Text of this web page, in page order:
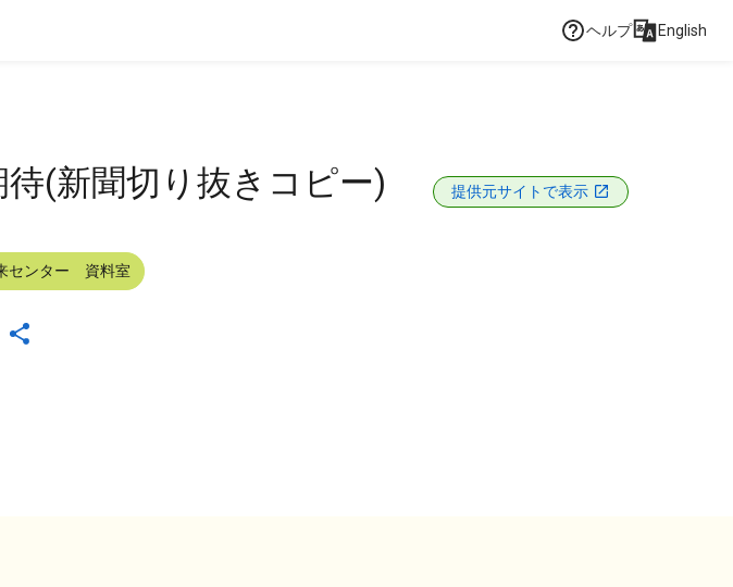
ヘルプ English
(新聞切り抜きコピー) 提供元サイトで表示
センター 資料室